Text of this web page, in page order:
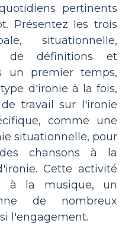
pertinents
Présentez les trois
situationnelle,
de définitions et
un premier temps,
d'ironie à la fois,
travail sur l'ironie
comme une
situationnelle, pour
chansons à la
Cette activité
à la musique, un
de nombreux
l'engagement.